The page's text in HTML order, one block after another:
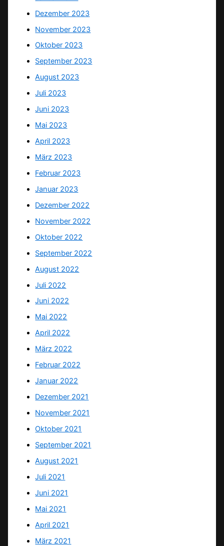
Dezember 2023
November 2023
Oktober 2023
September 2023
August 2023
Juli 2023
Juni 2023
Mai 2023
April 2023
März 2023
Februar 2023
Januar 2023
Dezember 2022
November 2022
Oktober 2022
September 2022
August 2022
Juli 2022
Juni 2022
Mai 2022
April 2022
März 2022
Februar 2022
Januar 2022
Dezember 2021
November 2021
Oktober 2021
September 2021
August 2021
Juli 2021
Juni 2021
Mai 2021
April 2021
März 2021